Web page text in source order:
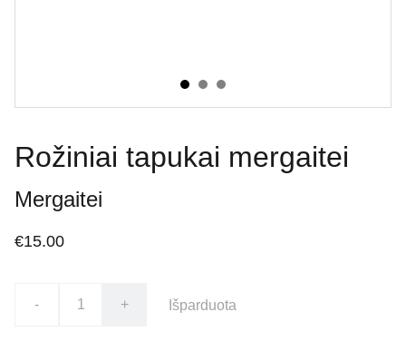
Rožiniai tapukai mergaitei
Mergaitei
€15.00
- + Išparduota